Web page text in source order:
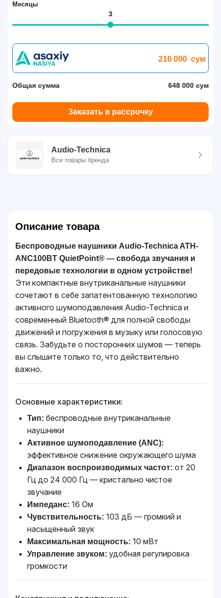
Месяцы
3
216 000 сум
Общая сумма 648 000 сум
Заказать в рассрочку
Audio-Technica
Все товары бренда
Описание товара
Беспроводные наушники Audio-Technica ATH-
ANC100BT QuietPoint® — свобода звучания и
передовые технологии в одном устройстве!
Эти компактные внутриканальные наушники
сочетают в себе запатентованную технологию
активного шумоподавления Audio-Technica и
современный Bluetooth® для полной свободы
движений и погружения в музыку или голосовую
связь. Забудьте о посторонних шумов — теперь
вы слышите только то, что действительно
важно.
Основные характеристики:
Тип: беспроводные внутриканальные
наушники
Активное шумоподавление (ANC):
эффективное снижение окружающего шума
Диапазон воспроизводимых частот: от 20
Гц до 24 000 Гц — кристально чистое
звучание
Импеданс: 16 Ом
Чувствительность: 103 дБ — громкий и
насыщенный звук
Максимальная мощность: 10 мВт
Управление звуком: удобная регулировка
громкости